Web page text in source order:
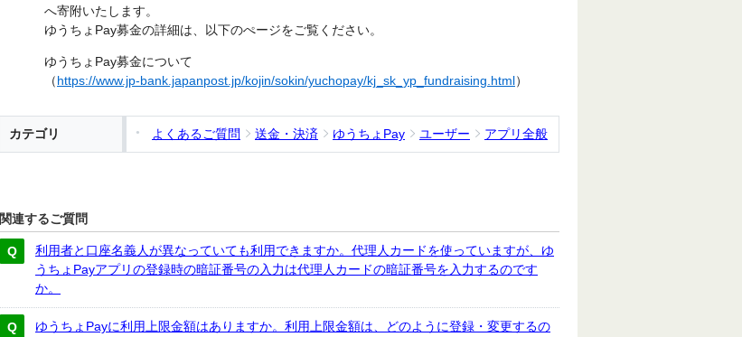
へ寄附いたします。
ゆうちょPay募金の詳細は、以下のぺージをご覧ください。
ゆうちょPay募金について
（https://www.jp-bank.japanpost.jp/kojin/sokin/yuchopay/kj_sk_yp_fundraising.html）
カテゴリ よくあるご質問 送金・決済 ゆうちょPay ユーザー アプリ全般
関連するご質問
利用者と口座名義人が異なっていても利用できますか。代理人カードを使っていますが、ゆ
うちょPayアプリの登録時の暗証番号の入力は代理人カードの暗証番号を入力するのです
か。
ゆうちょPayに利用上限金額はありますか。利用上限金額は、どのように登録・変更するの